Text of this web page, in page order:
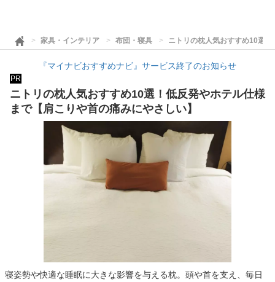
家具・インテリア 布団・寝具 ニトリの枕人気おすすめ10選
『マイナビおすすめナビ』サービス終了のお知らせ
PR
ニトリの枕人気おすすめ10選！低反発やホテル仕様
まで【肩こりや首の痛みにやさしい】
寝姿勢や快適な睡眠に大きな影響を与える枕。頭や首を支え、毎日